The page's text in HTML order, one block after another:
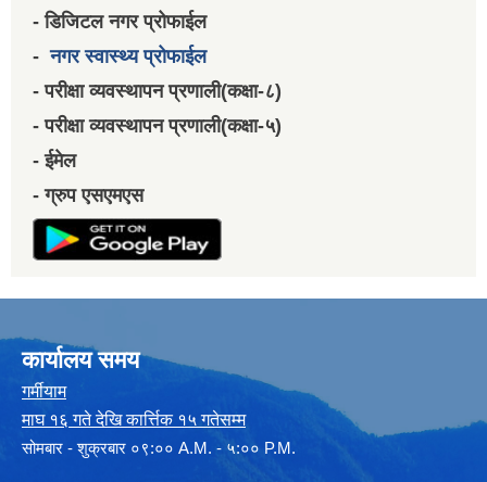
- डिजिटल नगर प्रोफाईल
-नगर स्वास्थ्य प्रोफाईल
- परीक्षा व्यवस्थापन प्रणाली(कक्षा-८)
- परीक्षा व्यवस्थापन प्रणाली(कक्षा-५)
- ईमेल
- ग्रुप एसएमएस
कार्यालय समय
गर्मीयाम
माघ १६ गते देखि कार्त्तिक १५ गतेसम्म
सोमबार - शुक्रबार ०९:०० A.M. - ५:०० P.M.